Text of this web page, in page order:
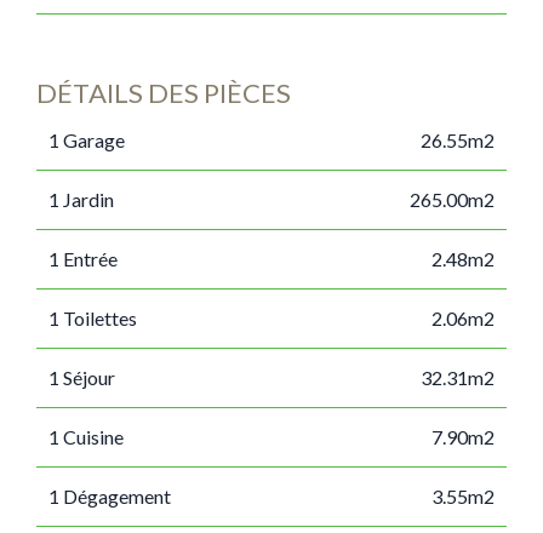
DÉTAILS DES PIÈCES
1 Garage 26.55m2
1 Jardin 265.00m2
1 Entrée 2.48m2
1 Toilettes 2.06m2
1 Séjour 32.31m2
1 Cuisine 7.90m2
1 Dégagement 3.55m2